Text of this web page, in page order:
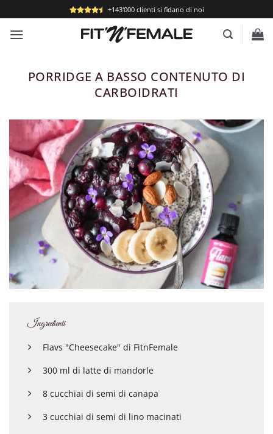
ai
contenuti
+143'000 clienti si fidano di noi
PORRIDGE A BASSO CONTENUTO DI
CARBOIDRATI
Ingredienti
Flavs "Cheesecake" di FitnFemale
300 ml di latte di mandorle
8 cucchiai di semi di canapa
3 cucchiai di semi di lino macinati